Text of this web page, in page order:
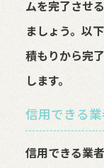
ムを完了させ
ましょう。以
積もりから完
します。
信用できる
信用できる業